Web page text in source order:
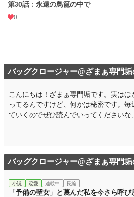
第30話：永遠の鳥籠の中で
0
バッグクロージャー@ざまぁ専門
こんにちは！ざまぁ専門垢です。実は
ってるんですけど、何かは秘密です。毎
ていくのでぜひ読んでいってくださいな、
バッグクロージャー@ざまぁ専門
小説 恋愛 連載中 長編
「予備の聖女」と蔑んだ私を今さら呼び